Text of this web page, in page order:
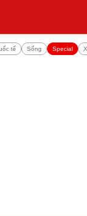
tế Sống Special